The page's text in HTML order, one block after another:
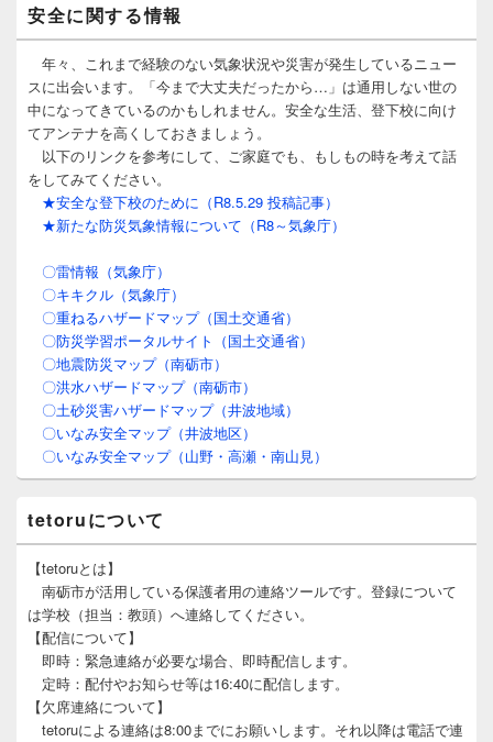
安全に関する情報
年々、これまで経験のない気象状況や災害が発生しているニュー
スに出会います。「今まで大丈夫だったから…」は通用しない世の
中になってきているのかもしれません。安全な生活、登下校に向け
てアンテナを高くしておきましょう。
以下のリンクを参考にして、ご家庭でも、もしもの時を考えて話
をしてみてください。
★安全な登下校のために（R8.5.29 投稿記事）
★新たな防災気象情報について（R8～気象庁）
〇雷情報（気象庁）
〇キキクル（気象庁）
〇重ねるハザードマップ（国土交通省）
〇防災学習ポータルサイト（国土交通省）
〇地震防災マップ（南砺市）
〇洪水ハザードマップ（南砺市）
〇土砂災害ハザードマップ（井波地域）
〇いなみ安全マップ（井波地区）
〇いなみ安全マップ（山野・高瀬・南山見）
tetoruについて
【tetoruとは】
南砺市が活用している保護者用の連絡ツールです。登録について
は学校（担当：教頭）へ連絡してください。
【配信について】
即時：緊急連絡が必要な場合、即時配信します。
定時：配付やお知らせ等は16:40に配信します。
【欠席連絡について】
tetoruによる連絡は8:00までにお願いします。それ以降は電話で連